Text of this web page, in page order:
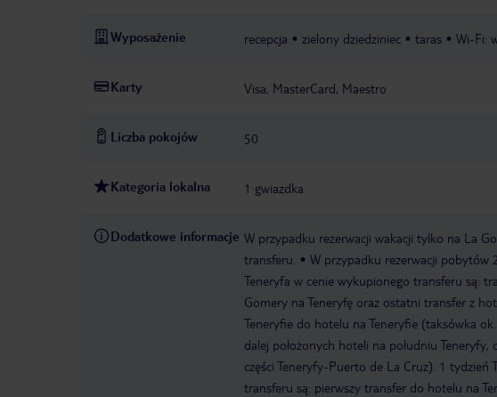
Wyposażenie recepcja zielony dziedziniec taras Wi-Fi:
Karty Visa, MasterCard, Maestro
Liczba pokojów 50
Kategoria lokalna 1 gwiazdka
Dodatkowe informacje W przypadku rezerwacji wakacji tylko na La
transferu.
W przypadku rezerwacji pobytów
Teneryfa w cenie wykupionego transferu są:
Gomery na Teneryfę oraz ostatni transfer z
Teneryfie do hotelu na Teneryfie (taksówka
dalej położonych hoteli na południu
części Teneryfy-Puerto de La Cruz). 1
transferu są: pierwszy transfer do hotelu na